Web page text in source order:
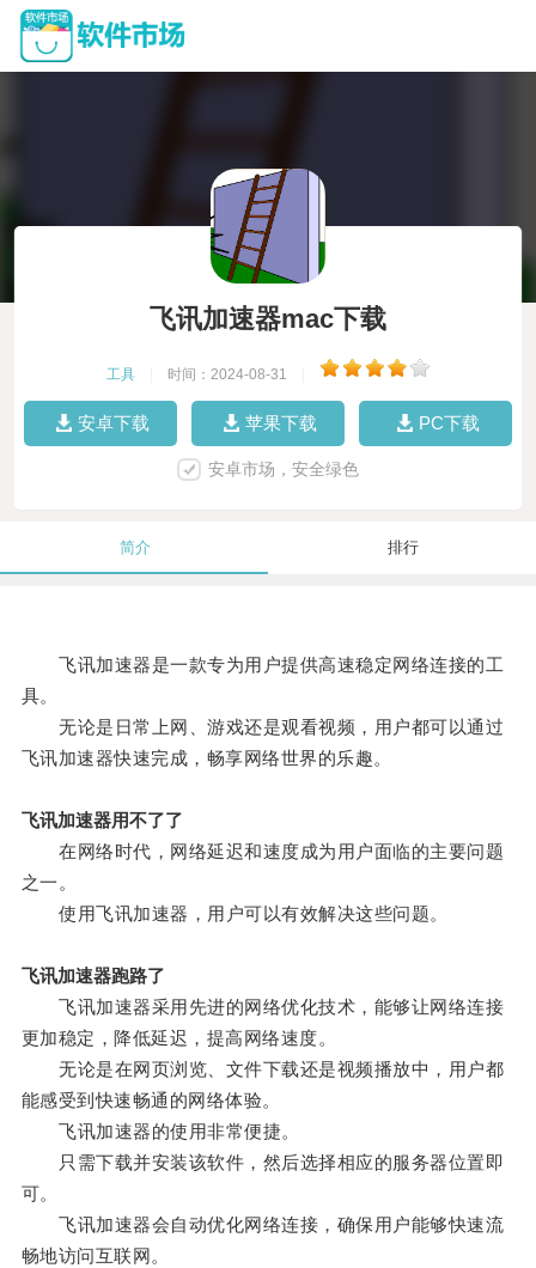
飞讯加速器mac下载
工具 时间：2024-08-31
安卓下载 苹果下载 PC下载
安卓市场，安全绿色
简介 排行
飞讯加速器是一款专为用户提供高速稳定网络连接的工
具。
无论是日常上网、游戏还是观看视频，用户都可以通过
飞讯加速器快速完成，畅享网络世界的乐趣。
飞讯加速器用不了了
在网络时代，网络延迟和速度成为用户面临的主要问题
之一。
使用飞讯加速器，用户可以有效解决这些问题。
飞讯加速器跑路了
飞讯加速器采用先进的网络优化技术，能够让网络连接
更加稳定，降低延迟，提高网络速度。
无论是在网页浏览、文件下载还是视频播放中，用户都
能感受到快速畅通的网络体验。
飞讯加速器的使用非常便捷。
只需下载并安装该软件，然后选择相应的服务器位置即
可。
飞讯加速器会自动优化网络连接，确保用户能够快速流
畅地访问互联网。